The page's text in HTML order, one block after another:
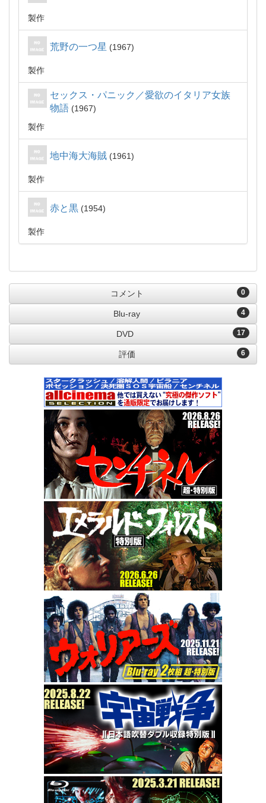
製作
荒野の一つ星 1967
製作
セックス・パニック／愛欲のイタリア女族
物語
1967
製作
地中海大海賊 1961
製作
赤と黒 1954
製作
0
コメント
4
Blu-ray
17
DVD
6
評価